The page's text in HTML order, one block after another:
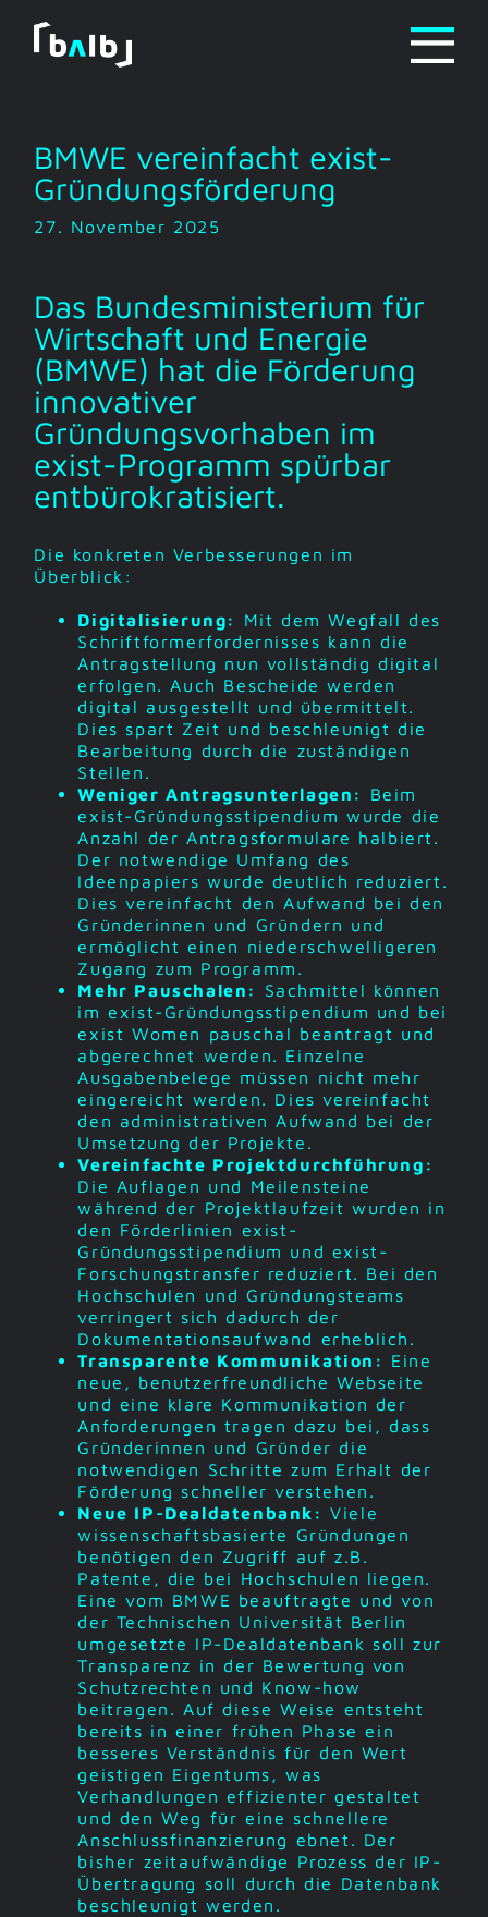
Inhalt
springen
BMWE vereinfacht exist-
Gründungsförderung
27. November 2025
Das Bundesministerium für
Wirtschaft und Energie
(BMWE) hat die Förderung
innovativer
Gründungsvorhaben im
exist-Programm spürbar
entbürokratisiert.
Die konkreten Verbesserungen im
Überblick:
Digitalisierung:
Mit dem Wegfall des
Schriftformerfordernisses kann die
Antragstellung nun vollständig digital
erfolgen. Auch Bescheide werden
digital ausgestellt und übermittelt.
Dies spart Zeit und beschleunigt die
Bearbeitung durch die zuständigen
Stellen.
Weniger Antragsunterlagen:
Beim
exist-Gründungsstipendium wurde die
Anzahl der Antragsformulare halbiert.
Der notwendige Umfang des
Ideenpapiers wurde deutlich reduziert.
Dies vereinfacht den Aufwand bei den
Gründerinnen und Gründern und
ermöglicht einen niederschwelligeren
Zugang zum Programm.
Mehr Pauschalen:
Sachmittel können
im exist-Gründungsstipendium und bei
exist Women pauschal beantragt und
abgerechnet werden. Einzelne
Ausgabenbelege müssen nicht mehr
eingereicht werden. Dies vereinfacht
den administrativen Aufwand bei der
Umsetzung der Projekte.
Vereinfachte Projektdurchführung:
Die Auflagen und Meilensteine
während der Projektlaufzeit wurden in
den Förderlinien exist-
Gründungsstipendium und exist-
Forschungstransfer reduziert. Bei den
Hochschulen und Gründungsteams
verringert sich dadurch der
Dokumentationsaufwand erheblich.
Transparente Kommunikation:
Eine
neue, benutzerfreundliche Webseite
und eine klare Kommunikation der
Anforderungen tragen dazu bei, dass
Gründerinnen und Gründer die
notwendigen Schritte zum Erhalt der
Förderung schneller verstehen.
Neue IP-Dealdatenbank: Viele
wissenschaftsbasierte Gründungen
benötigen den Zugriff auf z.B.
Patente, die bei Hochschulen liegen.
Eine vom BMWE beauftragte und von
der Technischen Universität Berlin
umgesetzte IP-Dealdatenbank soll zur
Transparenz in der Bewertung von
Schutzrechten und Know-how
beitragen. Auf diese Weise entsteht
bereits in einer frühen Phase ein
besseres Verständnis für den Wert
geistigen Eigentums, was
Verhandlungen effizienter gestaltet
und den Weg für eine schnellere
Anschlussfinanzierung ebnet. Der
bisher zeitaufwändige Prozess der IP-
Übertragung soll durch die Datenbank
beschleunigt werden.